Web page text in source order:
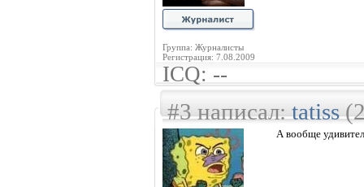
Группа: Журналисты
Регистрация: 7.08.2009
ICQ: --
#3 написал:tatiss
А вообще